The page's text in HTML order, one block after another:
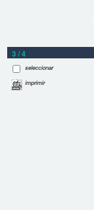
3 / 4
seleccionar
imprimir